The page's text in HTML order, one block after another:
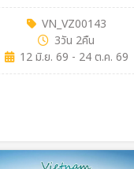
VN_VZ00143
3วัน 2คืน
12 มิ.ย. 69 - 24 ต.ค. 69